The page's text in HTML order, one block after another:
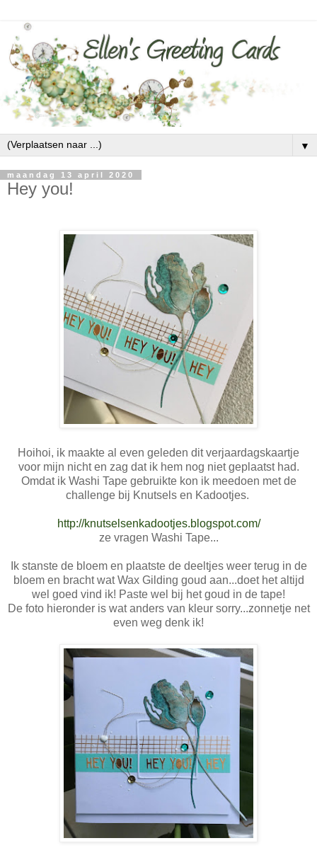
▼
maandag 13 april 2020
Hey you!
Hoihoi, ik maakte al even geleden dit verjaardagskaartje
voor mijn nicht en zag dat ik hem nog niet geplaatst had.
Omdat ik Washi Tape gebruikte kon ik meedoen met de
challenge bij Knutsels en Kadootjes.
http://knutselsenkadootjes.blogspot.com/
ze vragen Washi Tape...
Ik stanste de bloem en plaatste de deeltjes weer terug in de
bloem en bracht wat Wax Gilding goud aan...doet het altijd
wel goed vind ik! Paste wel bij het goud in de tape!
De foto hieronder is wat anders van kleur sorry...zonnetje net
even weg denk ik!